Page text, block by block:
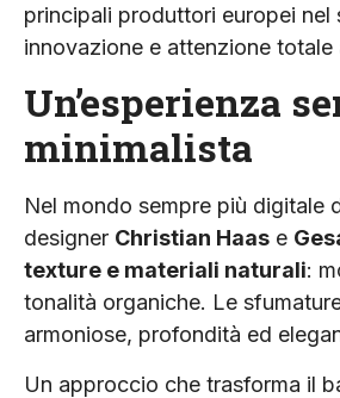
principali produttori europei nel
innovazione e attenzione totale
Un’esperienza
minimalista
Nel mondo sempre più digitale
designer Christian Haas e
texture e materiali naturali:
tonalità organiche. Le
armoniose, profondità ed
Un approccio che trasforma il